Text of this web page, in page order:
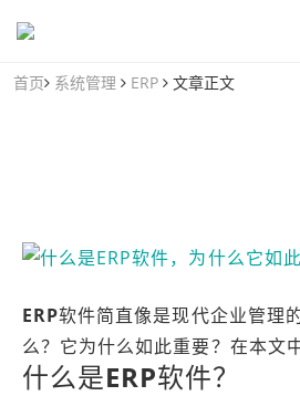
首页 系统管理 ERP 文章正文
ERP软件简直像是现代企业管理
么？它为什么如此重要？在本文
什么是ERP软件？